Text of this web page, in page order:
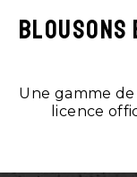
BLOUSONS
Une gamme
licence